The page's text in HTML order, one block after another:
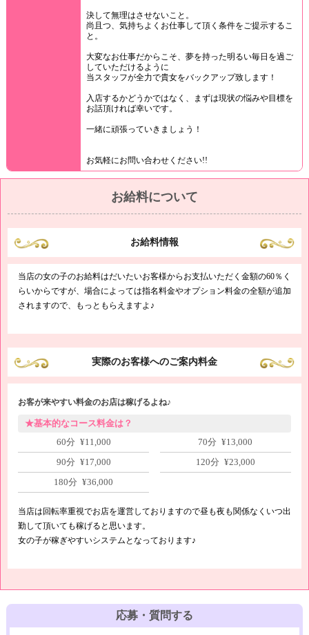
決して無理はさせないこと。
尚且つ、気持ちよくお仕事して頂く条件をご提示するこ
と。
大変なお仕事だからこそ、夢を持った明るい毎日を過ご
していただけるように
当スタッフが全力で貴女をバックアップ致します！
入店するかどうかではなく、まずは現状の悩みや目標を
お話頂ければ幸いです。
一緒に頑張っていきましょう！
お気軽にお問い合わせください!!
お給料について
お給料情報
当店の女の子のお給料はだいたいお客様からお支払いただく金額の60％く
らいからですが、場合によっては指名料金やオプション料金の全額が追加
されますので、もっともらえますよ♪
実際のお客様へのご案内料金
お客が来やすい料金のお店は稼げるよね♪
★基本的なコース料金は？
60分 ¥11,000
70分 ¥13,000
90分 ¥17,000
120分 ¥23,000
180分 ¥36,000
当店は回転率重視でお店を運営しておりますので昼も夜も関係なくいつ出
勤して頂いても稼げると思います。
女の子が稼ぎやすいシステムとなっております♪
応募・質問する